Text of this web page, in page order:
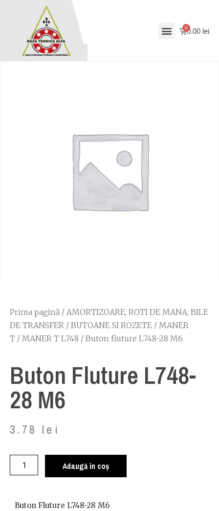
0.00 lei
Prima pagină / AMORTIZOARE, ROTI DE MANA, BILE
DE TRANSFER / BUTOANE SI ROZETE / MANER
T / MANER T L748 / Buton fluture L748-28 M6
Buton Fluture L748-
28 M6
3.78 lei
Adaugă în coș
Buton Fluture L748-28 M6